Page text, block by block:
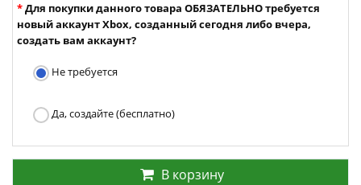
Для покупки данного товара ОБЯЗАТЕЛЬНО требуется
новый аккаунт Xbox, созданный сегодня либо вчера,
создать вам аккаунт?
Не требуется
Да, создайте (бесплатно)
В корзину